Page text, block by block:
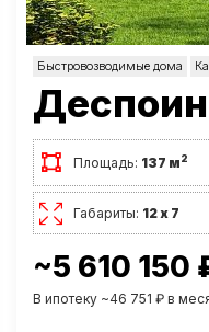
Быстровозводимые дома
Деспоин
Площадь: 137 м2
Габариты: 12 х 7
~5 610 150
В ипотеку ~46 751 ₽ в